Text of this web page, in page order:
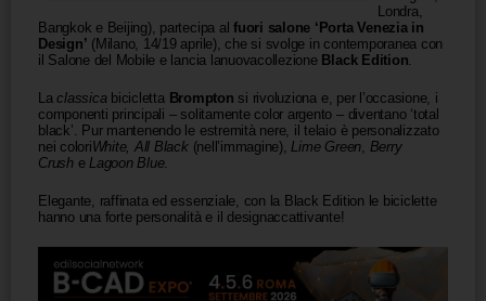
Londra,
Bangkok e Beijing), partecipa alfuori salone ‘Porta Venezia in
Design’ (Milano, 14/19 aprile), che si svolge in contemporanea con
il Salone del Mobile e lancia lanuovacollezione Black Edition.
Laclassica bicicletta Brompton si rivoluziona e, per l’occasione, i
componenti principali – solitamente color argento – diventano ‘total
black’. Pur mantenendo le estremità nere, il telaio è personalizzato
nei coloriWhite, All Black (nell’immagine), Lime Green, Berry
Crush eLagoon Blue.
Elegante, raffinata ed essenziale, con la Black Edition le biciclette
hanno una forte personalità e il designaccattivante!